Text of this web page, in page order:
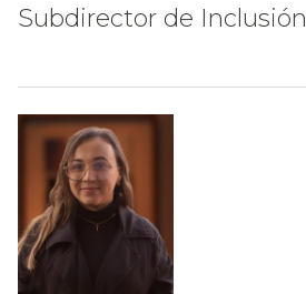
Subdirector de Inclusión